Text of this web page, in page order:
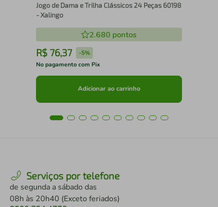
Jogo de Dama e Trilha Clássicos 24 Peças 60198
- Xalingo
2.680 pontos
R$ 76,37 -5%
No pagamento com Pix
Adicionar ao carrinho
Serviços por telefone
de segunda a sábado das
08h às 20h40 (Exceto feriados)